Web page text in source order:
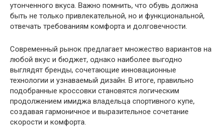
утонченного вкуса. Важно помнить, что обувь должна
быть не только привлекательной, но и функциональной,
отвечать требованиям комфорта и долговечности.
Современный рынок предлагает множество вариантов на
любой вкус и бюджет, однако наиболее выгодно
выглядят бренды, сочетающие инновационные
технологии и узнаваемый дизайн. В итоге, правильно
подобранные кроссовки становятся логическим
продолжением имиджа владельца спортивного купе,
создавая гармоничное и выразительное сочетание
скорости и комфорта.